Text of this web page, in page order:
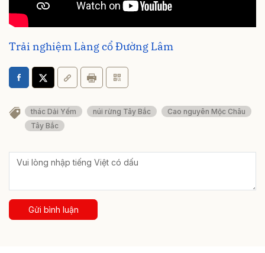
Trải nghiệm Làng cổ Đường Lâm
thác Dải Yếm núi rừng Tây Bắc
Cao nguyên Mộc Châu
Tây Bắc
Gửi bình luận